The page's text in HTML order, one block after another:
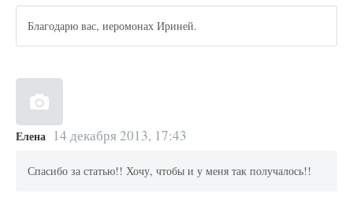
Благодарю вас, иеромонах Ириней.
Елена 14 декабря 2013, 17:43
Спасибо за статью!! Хочу, чтобы и у меня так получалось!!